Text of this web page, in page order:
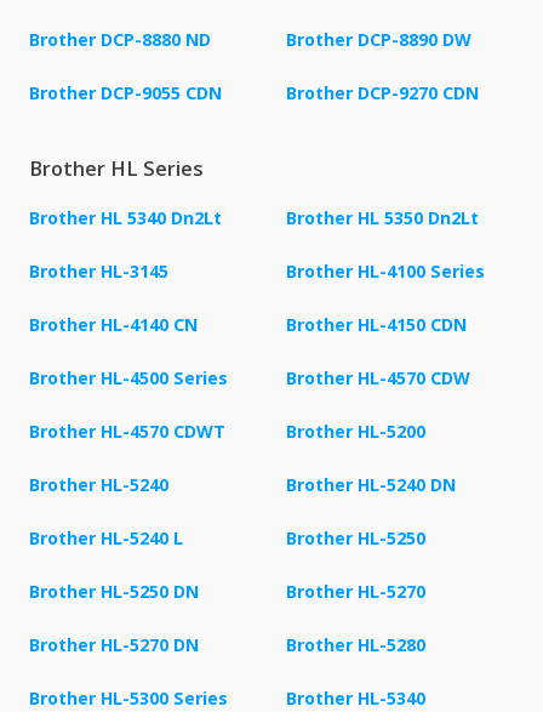
Brother DCP-8880 ND Brother DCP-8890 DW
Brother DCP-9055 CDN Brother DCP-9270 CDN
Brother HL Series
Brother HL 5340 Dn2Lt Brother HL 5350 Dn2Lt
Brother HL-3145 Brother HL-4100 Series
Brother HL-4140 CN Brother HL-4150 CDN
Brother HL-4500 Series Brother HL-4570 CDW
Brother HL-4570 CDWT Brother HL-5200
Brother HL-5240 Brother HL-5240 DN
Brother HL-5240 L Brother HL-5250
Brother HL-5250 DN Brother HL-5270
Brother HL-5270 DN Brother HL-5280
Brother HL-5300 Series Brother HL-5340